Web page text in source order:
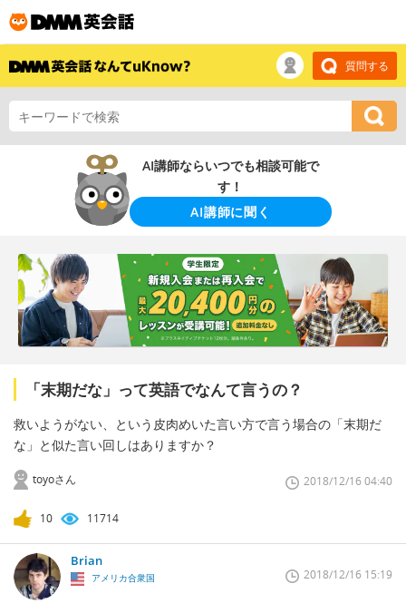
質問する
AI講師ならいつでも相談可能で
す！
AI講師に聞く
「末期だな」って英語でなんて言うの？
救いようがない、という皮肉めいた言い方で言う場合の「末期だ
な」と似た言い回しはありますか？
toyoさん 2018/12/16 04:40
10 11714
Brian
アメリカ合衆国 2018/12/16 15:19